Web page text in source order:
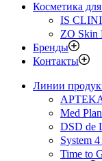
Косметика
IS
ZO Skin
Бренды
Контакты
Линии
Med
DSD de
System
Time to